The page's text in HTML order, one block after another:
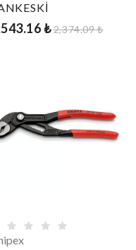
₺2,374.09 ₺